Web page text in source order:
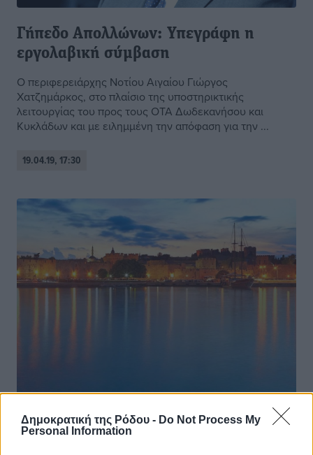
Δημοκρατική της Ρόδου - Do Not Process My
Personal Information
Γήπεδο Απολλώνων: Υπεγράφη η
εργολαβική σύμβαση
Ο περιφερειάρχης Νοτίου Αιγαίου Γιώργος
Χατζημάρκος, στο πλαίσιο της υποστηρικτικής
λειτουργίας του προς τους ΟΤΑ Δωδεκανήσου και
Κυκλάδων και με ειλημμένη την απόφαση για την ...
19.04.19, 17:30
Ξενοδόχοι: Με δύο ταχύτητες η